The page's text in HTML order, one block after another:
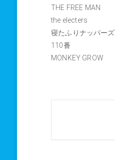
THE FREE MAN
the electers
寝たふりナッパーズ
110番
MONKEY GROW